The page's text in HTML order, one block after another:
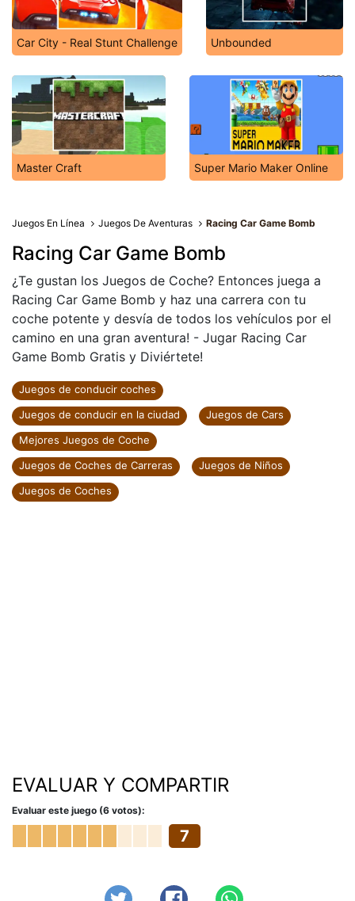
Car City - Real Stunt Challenge Unbounded
Master Craft Super Mario Maker Online
Juegos En Línea Juegos De Aventuras Racing Car Game Bomb
Racing Car Game Bomb
¿Te gustan los Juegos de Coche? Entonces juega a
Racing Car Game Bomb y haz una carrera con tu
coche potente y desvía de todos los vehículos por el
camino en una gran aventura! - Jugar Racing Car
Game Bomb Gratis y Diviértete!
Juegos de conducir coches
Juegos de conducir en la ciudad
Juegos de Cars
Mejores Juegos de Coche
Juegos de Coches de Carreras
Juegos de Niños
Juegos de Coches
EVALUAR Y COMPARTIR
Evaluar este juego (6 votos):
7